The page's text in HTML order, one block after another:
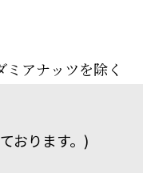
アナッツを除く
おります。)